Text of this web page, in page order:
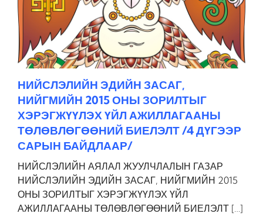
НИЙСЛЭЛИЙН ЭДИЙН ЗАСАГ,
НИЙГМИЙН 2015 ОНЫ ЗОРИЛТЫГ
ХЭРЭГЖҮҮЛЭХ ҮЙЛ АЖИЛЛАГААНЫ
ТӨЛӨВЛӨГӨӨНИЙ БИЕЛЭЛТ /4 ДҮГЭЭР
САРЫН БАЙДЛААР/
НИЙСЛЭЛИЙН АЯЛАЛ ЖУУЛЧЛАЛЫН ГАЗАР
НИЙСЛЭЛИЙН ЭДИЙН ЗАСАГ, НИЙГМИЙН 2015
ОНЫ ЗОРИЛТЫГ ХЭРЭГЖҮҮЛЭХ ҮЙЛ
АЖИЛЛАГААНЫ ТӨЛӨВЛӨГӨӨНИЙ БИЕЛЭЛТ […]